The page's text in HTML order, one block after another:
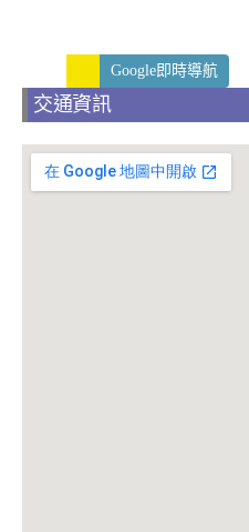
Google即時導航
交通資訊